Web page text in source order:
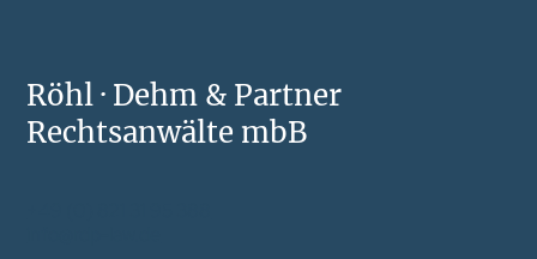
Röhl · Dehm & Partner
Rechtsanwälte mbB